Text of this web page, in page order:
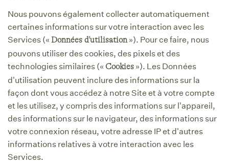
Nous pouvons également collecter automatiquement
certaines informations sur votre interaction avec les
Services (« Données d'utilisation »). Pour ce faire, nous
pouvons utiliser des cookies, des pixels et des
technologies similaires (« Cookies »). Les Données
d'utilisation peuvent inclure des informations sur la
façon dont vous accédez à notre Site et à votre compte
et les utilisez, y compris des informations sur l'appareil,
des informations sur le navigateur, des informations sur
votre connexion réseau, votre adresse IP et d'autres
informations relatives à votre interaction avec les
Services.